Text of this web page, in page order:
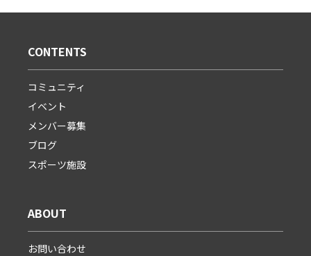
CONTENTS
コミュニティ
イベント
メンバー募集
ブログ
スポーツ施設
ABOUT
お問い合わせ